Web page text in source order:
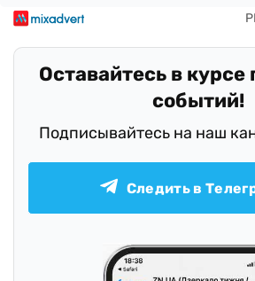
Оставайтесь в курсе
событий!
Подписывайтесь на наш
Следить в